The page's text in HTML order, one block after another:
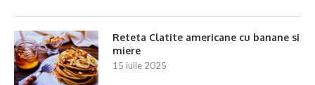
Reteta Clatite americane cu banane si
miere
15 iulie 2025